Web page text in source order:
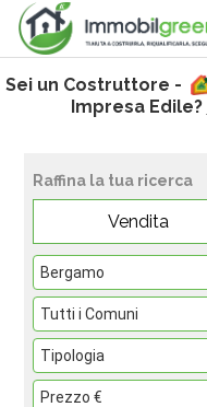
Sei un Costruttore -
Impresa Edile?
Raffina la tua ricerca
Vendita